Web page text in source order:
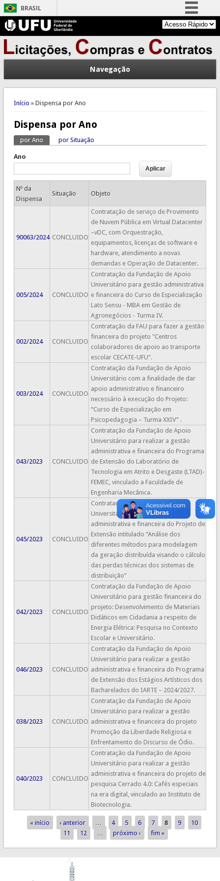
BRASIL
Simplifique!
Comunica BR
Participe
Acesso à informação
Legislação
Navegação
Você está aqui
Início » Dispensa por Ano
Dispensa por Ano
Abas primárias
por Ano (aba ativa)
por Situação
Ano
Nº da
Dispensa
Situação Objeto
90063/2024 CONCLUIDO
Contratação de serviço de Provimento
de Nuvem Pública em Virtual Datacenter
–vDC, com Orquestração,
equipamentos, licenças de software e
hardware, atendimento a novas
demandas e Operação de Datacenter.
005/2024 CONCLUIDO
Contratação da Fundação de Apoio
Universitário para gestão administrativa
e financeira do Curso de Especialização
Lato Sensu - MBA em Gestão de
Agronegócios - Turma IV.
002/2024 CONCLUIDO
Contratação da FAU para fazer a gestão
financeira do projeto "Centros
colaboradores de apoio ao transporte
escolar CECATE-UFU".
003/2024 CONCLUIDO
Contratação da Fundação de Apoio
Universitário com a finalidade de dar
apoio administrativo e financeiro
necessário à execução do Projeto:
“Curso de Especialização em
Psicopedagogia – Turma XXIV” .
043/2023 CONCLUIDO
Contratação da Fundação de Apoio
Universitário para realizar a gestão
administrativa e financeira do Programa
de Extensão do Laboratório de
Tecnologia em Atrito e Desgaste (LTAD)-
FEMEC, vinculado a Faculdade de
Engenharia Mecânica.
045/2023 CONCLUIDO
Contratação da Fundação de Apoio
Universitário para fazer a gestão
administrativa e financeira do Projeto de
Extensão intitulado “Análise dos
diferentes métodos para modelagem
da geração distribuída visando o cálculo
das perdas técnicas dos sistemas de
distribuição”
042/2023 CONCLUIDO
Contratação da Fundação de Apoio
Universitário para gestão financeira do
projeto: Desenvolvimento de Materiais
Didáticos em Cidadania a respeito de
Energia Elétrica: Pesquisa no Contexto
Escolar e Universitário.
046/2023 CONCLUIDO
Contratação da Fundação de Apoio
Universitário para realizar a gestão
administrativa e financeira do Programa
de Extensão dos Estágios Artísticos dos
Bacharelados do IARTE – 2024/2027.
038/2023 CONCLUIDO
Contratação da Fundação de Apoio
Universitário para realizar a gestão
administrativa e financeira do projeto
Promoção da Liberdade Religiosa e
Enfrentamento do Discurso de Ódio.
040/2023 CONCLUIDO
Contratação da Fundação de Apoio
Universitário para realizar a gestão
administrativa e financeira do projeto de
pesquisa Cerrado 4.0: Cafés especiais
na era digital, vinculado ao Instituto de
Biotecnologia.
Páginas
« início ‹ anterior … 4 5 6 7 8 9
10
11
12 … próximo › fim »